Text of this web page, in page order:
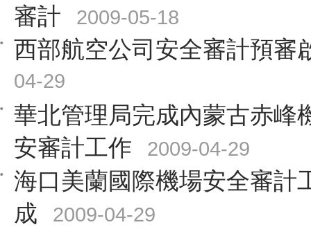
審計
2009-05-18
西部航空公司安全審計預審
04-29
華北管理局完成內蒙古赤峰
安審計工作
2009-04-29
海口美蘭國際機場安全審計
成
2009-04-29